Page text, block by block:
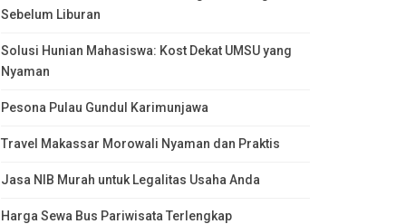
Sebelum Liburan
Solusi Hunian Mahasiswa: Kost Dekat UMSU yang
Nyaman
Pesona Pulau Gundul Karimunjawa
Travel Makassar Morowali Nyaman dan Praktis
Jasa NIB Murah untuk Legalitas Usaha Anda
Harga Sewa Bus Pariwisata Terlengkap